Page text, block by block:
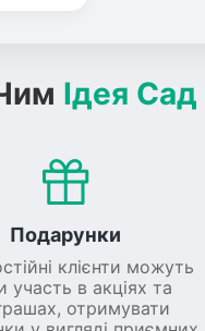
Ідея Сад
Подарунки
клієнти можуть
участь в акціях та
отримувати